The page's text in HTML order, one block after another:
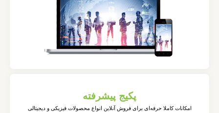
پکیج پیشرفته
امکانات کاملا حرفه‌ای برای فروش آنلاین انواع محصولات فیزیکی و دیجیتالی